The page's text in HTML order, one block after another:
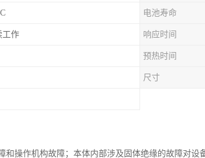
电池寿命
工作 响应时间
预热时间
尺寸
和操作机构故障；本体内部涉及固体绝缘的故障对